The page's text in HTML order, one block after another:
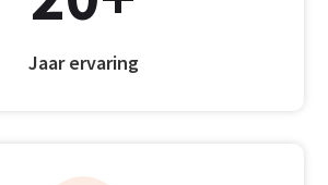
Jaar ervaring